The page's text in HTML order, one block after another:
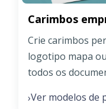
Carimbos
Crie carimbos
logotipo mapa
todos os
›Ver modelos de